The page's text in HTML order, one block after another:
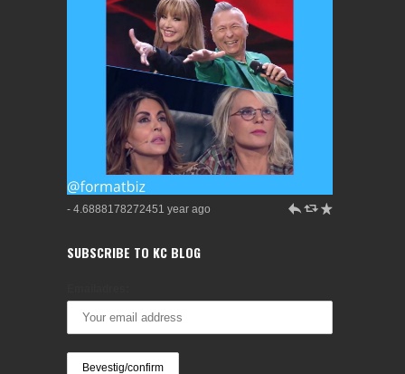
- 4.6888178272451 year ago h J R
SUBSCRIBE TO KC BLOG